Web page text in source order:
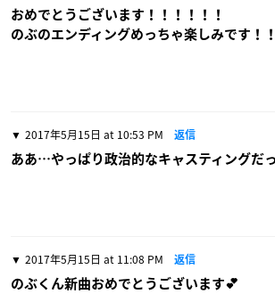
おめでとうございます！！！！！！
のぶのエンディングめっちゃ楽しみです！
2017年5月15日 at 10:53 PM 返信
ああ…やっぱり政治的なキャスティングだ
2017年5月15日 at 11:08 PM 返信
のぶくん新曲おめでとうございます💕